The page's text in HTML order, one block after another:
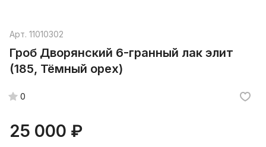
Арт. 11010302
Гроб Дворянский 6-гранный лак элит
(185, Тёмный орех)
0
25 000 ₽